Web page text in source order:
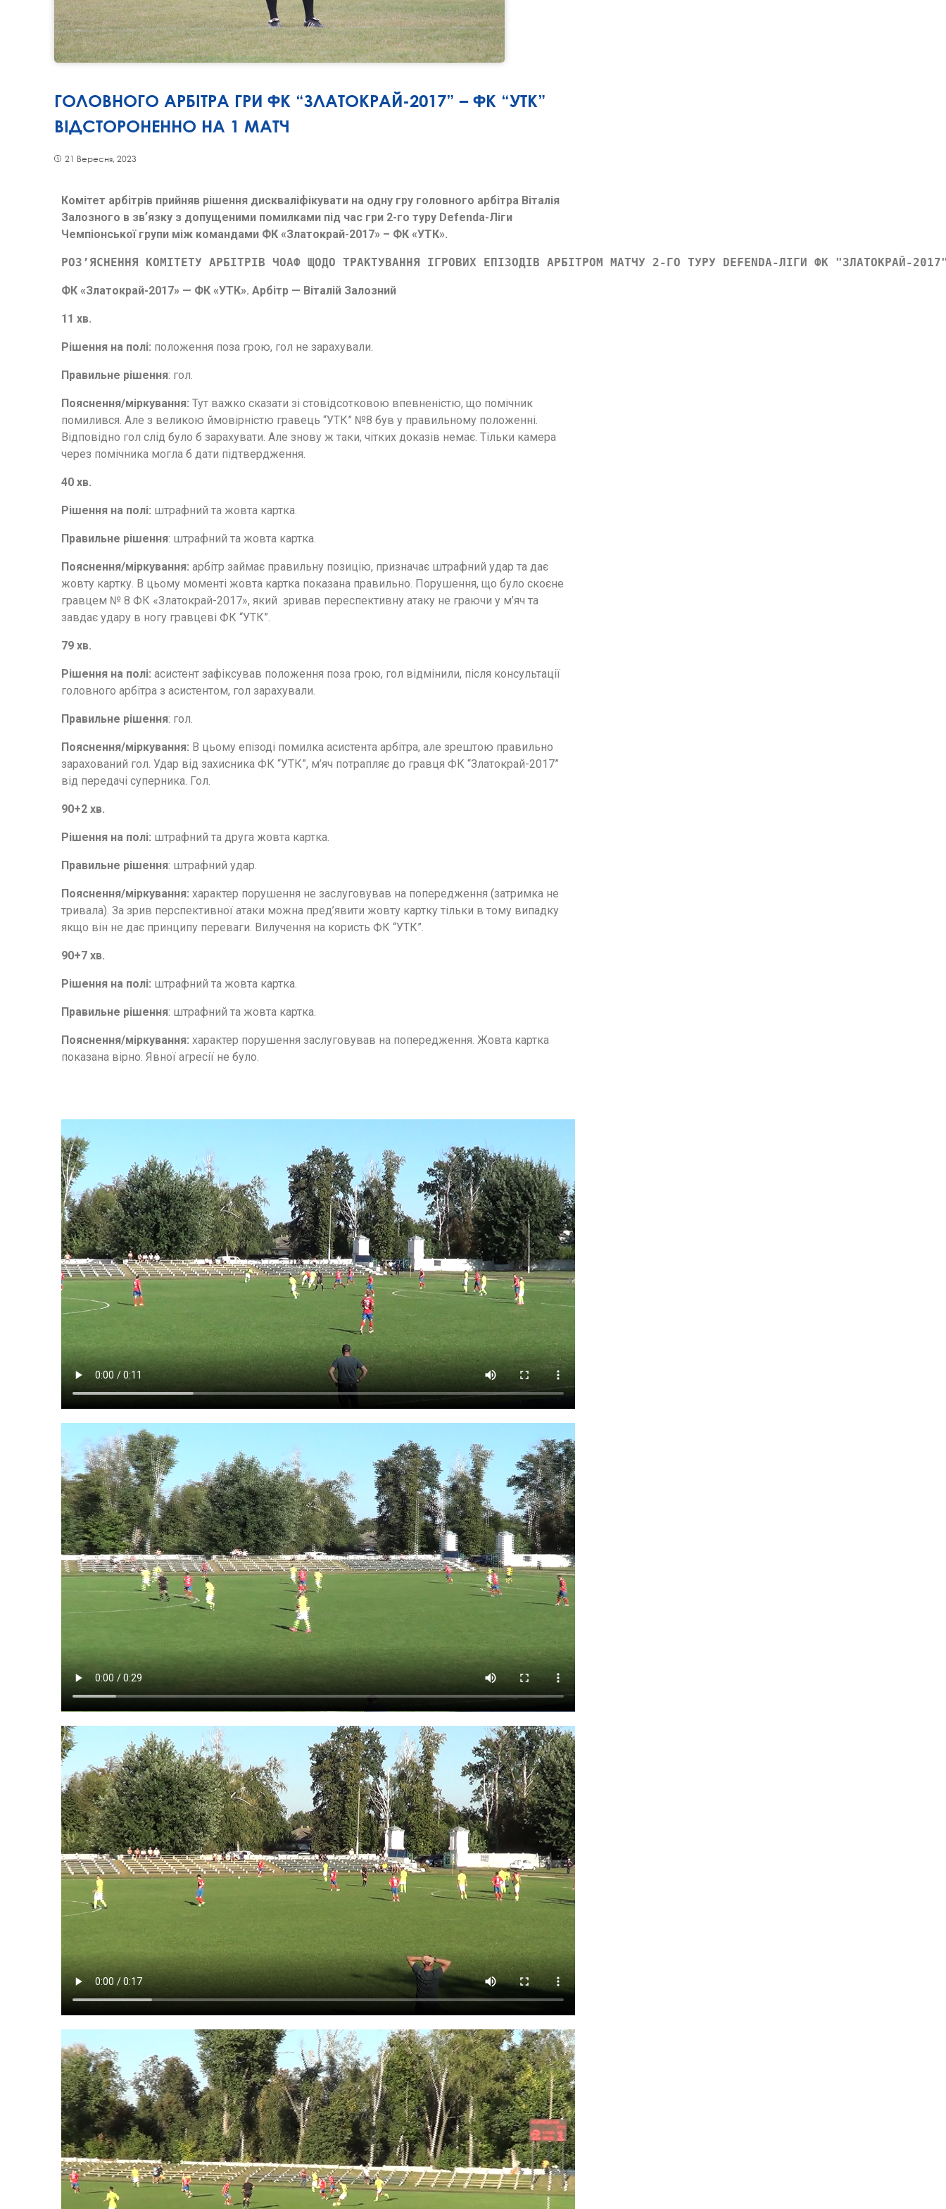
ГОЛОВНОГО АРБІТРА ГРИ ФК “ЗЛАТОКРАЙ-2017” – ФК “УТК”
ВІДСТОРОНЕННО НА 1 МАТЧ
21 Вересня, 2023
Комітет арбітрів прийняв рішення дискваліфікувати на одну гру головного арбітра Віталія
Залозного в звʼязку з допущеними помилками під час гри 2-го туру Defenda-Ліги
Чемпіонської групи між командами ФК «Златокрай-2017» – ФК «УТК».
РОЗ’ЯСНЕННЯ КОМІТЕТУ АРБІТРІВ ЧОАФ ЩОДО ТРАКТУВАННЯ ІГРОВИХ ЕПІЗОДІВ АРБІТРОМ МАТЧУ 2-ГО ТУРУ DEFENDA-ЛІГИ ФК "ЗЛАТОКРАЙ-
ФК «Златокрай-2017» — ФК «УТК». Арбітр — Віталій Залозний
11 хв.
Рішення на полі: положення поза грою, гол не зарахували.
Правильне рішення: гол.
Пояснення/міркування: Тут важко сказати зі стовідсотковою впевненістю, що помічник
помилився. Але з великою ймовірністю гравець “УТК” №8 був у правильному положенні.
Відповідно гол слід було б зарахувати. Але знову ж таки, чітких доказів немає. Тільки камера
через помічника могла б дати підтвердження.
40 хв.
Рішення на полі: штрафний та жовта картка.
Правильне рішення: штрафний та жовта картка.
Пояснення/міркування: арбітр займає правильну позицію, призначає штрафний удар та дає
жовту картку. В цьому моменті жовта картка показана правильно. Порушення, що було скоєне
гравцем № 8 ФК «Златокрай-2017», який зривав переспективну атаку не граючи у м’яч та
завдає удару в ногу гравцеві ФК “УТК”.
79 хв.
Рішення на полі: асистент зафіксував положення поза грою, гол відмінили, після консультації
головного арбітра з асистентом, гол зарахували.
Правильне рішення: гол.
Пояснення/міркування: В цьому епізоді помилка асистента арбітра, але зрештою правильно
зарахований гол. Удар від захисника ФК “УТК”, м’яч потрапляє до гравця ФК “Златокрай-2017”
від передачі суперника. Гол.
90+2 хв.
Рішення на полі: штрафний та друга жовта картка.
Правильне рішення: штрафний удар.
Пояснення/міркування: характер порушення не заслуговував на попередження (затримка не
тривала). За зрив перспективної атаки можна пред’явити жовту картку тільки в тому випадку
якщо він не дає принципу переваги. Вилучення на користь ФК “УТК”.
90+7 хв.
Рішення на полі: штрафний та жовта картка.
Правильне рішення: штрафний та жовта картка.
Пояснення/міркування: характер порушення заслуговував на попередження. Жовта картка
показана вірно. Явної агресії не було.